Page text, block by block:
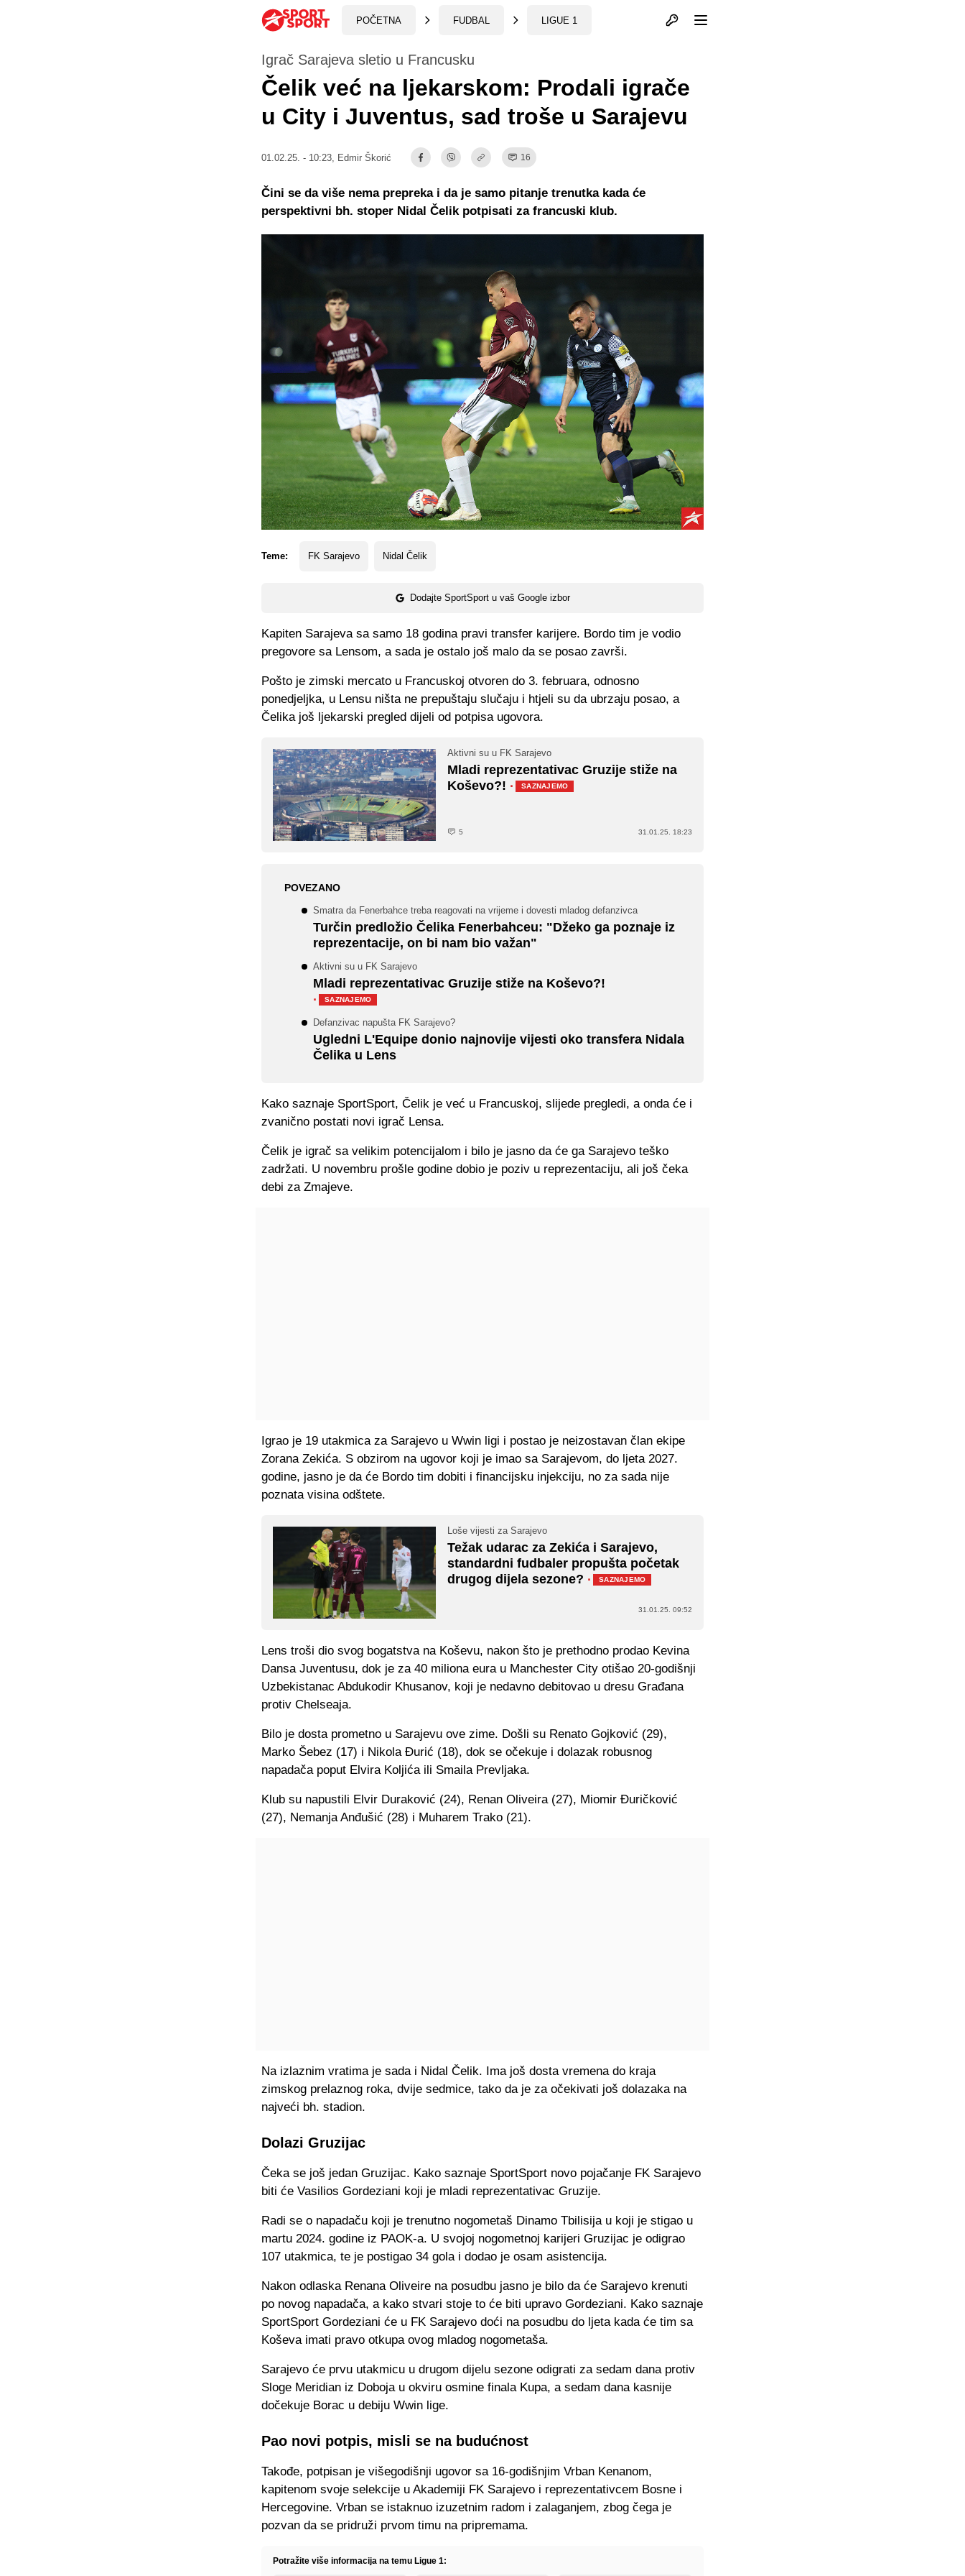
POČETNA FUDBAL LIGUE 1 Otvori profil
Igrač Sarajeva sletio u Francusku
Čelik već na ljekarskom: Prodali igrače
u City i Juventus, sad troše u Sarajevu
01.02.25. - 10:23, Edmir Škorić 16
Teme: FK Sarajevo Nidal Čelik
Dodajte SportSport u vaš Google izbor
Čini se da više nema prepreka i da je samo pitanje trenutka kada će
perspektivni bh. stoper Nidal Čelik potpisati za francuski klub.
Kapiten Sarajeva sa samo 18 godina pravi transfer karijere. Bordo tim je vodio
pregovore sa Lensom, a sada je ostalo još malo da se posao završi.
Pošto je zimski mercato u Francuskoj otvoren do 3. februara, odnosno
ponedjeljka, u Lensu ništa ne prepuštaju slučaju i htjeli su da ubrzaju posao, a
Čelika još ljekarski pregled dijeli od potpisa ugovora.
Aktivni su u FK Sarajevo
Mladi reprezentativac Gruzije stiže na
Koševo?! · SAZNAJEMO
5 31.01.25. 18:23
POVEZANO
Smatra da Fenerbahce treba reagovati na vrijeme i dovesti mladog defanzivca
Turčin predložio Čelika Fenerbahceu: "Džeko ga poznaje iz
reprezentacije, on bi nam bio važan"
Aktivni su u FK Sarajevo
Mladi reprezentativac Gruzije stiže na Koševo?!
·
SAZNAJEMO
Defanzivac napušta FK Sarajevo?
Ugledni L'Equipe donio najnovije vijesti oko transfera Nidala
Čelika u Lens
Kako saznaje SportSport, Čelik je već u Francuskoj, slijede pregledi, a onda će i
zvanično postati novi igrač Lensa.
Čelik je igrač sa velikim potencijalom i bilo je jasno da će ga Sarajevo teško
zadržati. U novembru prošle godine dobio je poziv u reprezentaciju, ali još čeka
debi za Zmajeve.
Igrao je 19 utakmica za Sarajevo u Wwin ligi i postao je neizostavan član ekipe
Zorana Zekića. S obzirom na ugovor koji je imao sa Sarajevom, do ljeta 2027.
godine, jasno je da će Bordo tim dobiti i financijsku injekciju, no za sada nije
poznata visina odštete.
Loše vijesti za Sarajevo
Težak udarac za Zekića i Sarajevo,
standardni fudbaler propušta početak
drugog dijela sezone? · SAZNAJEMO
31.01.25. 09:52
Lens troši dio svog bogatstva na Koševu, nakon što je prethodno prodao Kevina
Dansa Juventusu, dok je za 40 miliona eura u Manchester City otišao 20-godišnji
Uzbekistanac Abdukodir Khusanov, koji je nedavno debitovao u dresu Građana
protiv Chelseaja.
Bilo je dosta prometno u Sarajevu ove zime. Došli su Renato Gojković (29),
Marko Šebez (17) i Nikola Đurić (18), dok se očekuje i dolazak robusnog
napadača poput Elvira Koljića ili Smaila Prevljaka.
Klub su napustili Elvir Duraković (24), Renan Oliveira (27), Miomir Đuričković
(27), Nemanja Anđušić (28) i Muharem Trako (21).
Na izlaznim vratima je sada i Nidal Čelik. Ima još dosta vremena do kraja
zimskog prelaznog roka, dvije sedmice, tako da je za očekivati još dolazaka na
najveći bh. stadion.
Dolazi Gruzijac
Čeka se još jedan Gruzijac. Kako saznaje SportSport novo pojačanje FK Sarajevo
biti će Vasilios Gordeziani koji je mladi reprezentativac Gruzije.
Radi se o napadaču koji je trenutno nogometaš Dinamo Tbilisija u koji je stigao u
martu 2024. godine iz PAOK-a. U svojoj nogometnoj karijeri Gruzijac je odigrao
107 utakmica, te je postigao 34 gola i dodao je osam asistencija.
Nakon odlaska Renana Oliveire na posudbu jasno je bilo da će Sarajevo krenuti
po novog napadača, a kako stvari stoje to će biti upravo Gordeziani. Kako saznaje
SportSport Gordeziani će u FK Sarajevo doći na posudbu do ljeta kada će tim sa
Koševa imati pravo otkupa ovog mladog nogometaša.
Sarajevo će prvu utakmicu u drugom dijelu sezone odigrati za sedam dana protiv
Sloge Meridian iz Doboja u okviru osmine finala Kupa, a sedam dana kasnije
dočekuje Borac u debiju Wwin lige.
Pao novi potpis, misli se na budućnost
Takođe, potpisan je višegodišnji ugovor sa 16-godišnjim Vrban Kenanom,
kapitenom svoje selekcije u Akademiji FK Sarajevo i reprezentativcem Bosne i
Hercegovine. Vrban se istaknuo izuzetnim radom i zalaganjem, zbog čega je
pozvan da se pridruži prvom timu na pripremama.
Potražite više informacija na temu Ligue 1: